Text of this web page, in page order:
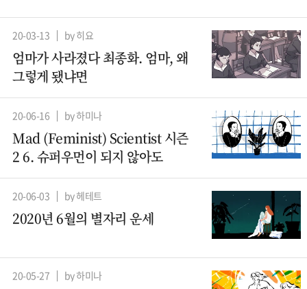
20-03-13 by 히요
엄마가 사라졌다 최종화. 엄마, 왜
그렇게 됐냐면
20-06-16 by 하미나
Mad (Feminist) Scientist 시즌
2 6. 슈퍼우먼이 되지 않아도
20-06-03 by 헤테트
2020년 6월의 별자리 운세
20-05-27 by 하미나